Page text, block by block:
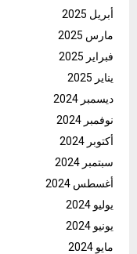
أبريل 2025
مارس 2025
فبراير 2025
يناير 2025
ديسمبر 2024
نوفمبر 2024
أكتوبر 2024
سبتمبر 2024
أغسطس 2024
يوليو 2024
يونيو 2024
مايو 2024